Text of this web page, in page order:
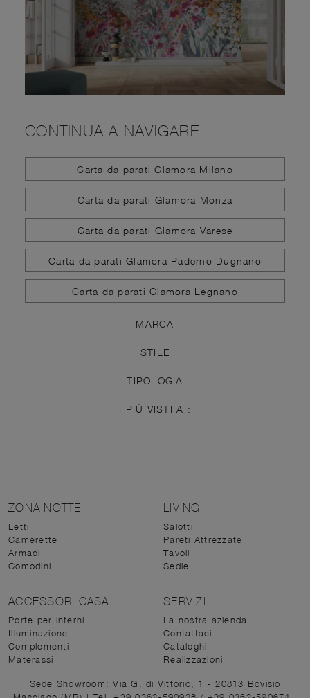
CONTINUA A NAVIGARE
Carta da parati Glamora Milano
Carta da parati Glamora Monza
Carta da parati Glamora Varese
Carta da parati Glamora Paderno Dugnano
Carta da parati Glamora Legnano
MARCA
STILE
TIPOLOGIA
I PIÙ VISTI A :
ZONA NOTTE
Letti
Camerette
Armadi
Comodini
LIVING
Salotti
Pareti Attrezzate
Tavoli
Sedie
ACCESSORI CASA
Porte per interni
Illuminazione
Complementi
Materassi
SERVIZI
La nostra azienda
Contattaci
Cataloghi
Realizzazioni
Sede Showroom: Via G. di Vittorio, 1 - 20813 Bovisio